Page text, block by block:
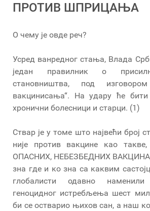
ПРОТИВ ШПРИЦАЊА
О чему је овде реч?
Усред ванредног стања, Влада
један правилник о
становништва, под изговором
вакцинисања“. На удару ће бити
хронични болесници и старци. (1)
Ствар је у томе што највећи број
није против вакцине као
ОПАСНИХ, НЕБЕЗБЕДНИХ ВАКЦИНА,
зна где и ко зна са каквим
глобалисти одавно
геноцидног истребљења шест
би се остварио њихов сан, а наш